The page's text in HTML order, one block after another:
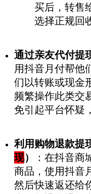
买后，转售
选择正规回
通过亲友代付提
用抖音月付帮他
们以转账或现金
频繁操作此类交
免引起平台怀疑
利用购物退款提
现）
：在抖音商
商品，使用抖音
然后快速返还给